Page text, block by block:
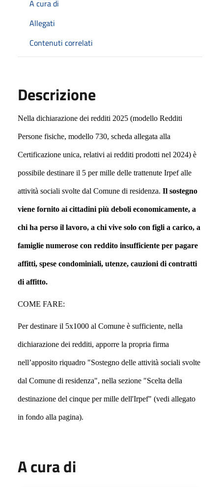
A cura di
Allegati
Contenuti correlati
Descrizione
Nella dichiarazione dei redditi 2025 (modello Redditi
Persone fisiche, modello 730, scheda allegata alla
Certificazione unica, relativi ai redditi prodotti nel 2024) è
possibile destinare il 5 per mille delle trattenute Irpef alle
attività sociali svolte dal Comune di residenza. Il sostegno
viene fornito ai cittadini più deboli economicamente, a
chi ha perso il lavoro, a chi vive solo con figli a carico, a
famiglie numerose con reddito insufficiente per pagare
affitti, spese condominiali, utenze, cauzioni di contratti
di affitto.
COME FARE:
Per destinare il 5x1000 al Comune è sufficiente, nella
dichiarazione dei redditi, apporre la propria firma
nell’apposito riquadro "Sostegno delle attività sociali svolte
dal Comune di residenza", nella sezione "Scelta della
destinazione del cinque per mille dell'Irpef" (vedi allegato
in fondo alla pagina).
A cura di